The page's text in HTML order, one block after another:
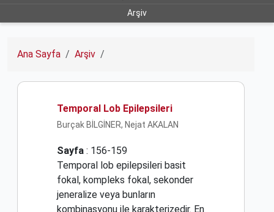
Arşiv
Ana Sayfa Arşiv
Temporal Lob Epilepsileri
Burçak BİLGİNER, Nejat AKALAN
Sayfa : 156-159
Temporal lob epilepsileri basit
fokal, kompleks fokal, sekonder
jeneralize veya bunların
kombinasyonu ile karakterizedir. En